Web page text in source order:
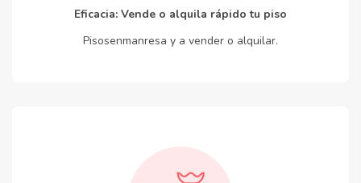
Eficacia: Vende o alquila rápido tu piso
Pisosenmanresa y a vender o alquilar.